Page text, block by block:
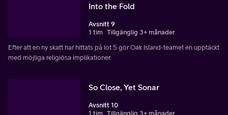
Into the Fold
Avsnitt 9
1 tim Tillgänglig 3+ månader
Efter att en ny skatt har hittats på lot 5 gör Oak Island-teamet en upptäckt
med möjliga religiösa implikationer.
So Close, Yet Sonar
Avsnitt 10
1 tim Tillgänglig 3+ månader